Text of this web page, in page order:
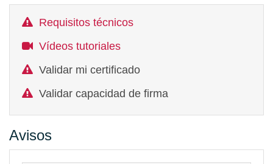
Requisitos técnicos
Vídeos tutoriales
Validar mi certificado
Validar capacidad de firma
Avisos